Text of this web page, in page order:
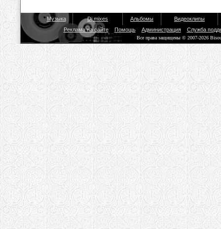
Музыка Dj mixes Альбомы
Видеоклипы
Реклама на сайте
Помощь Администрация Служба
Все права защищены © 2007-2026